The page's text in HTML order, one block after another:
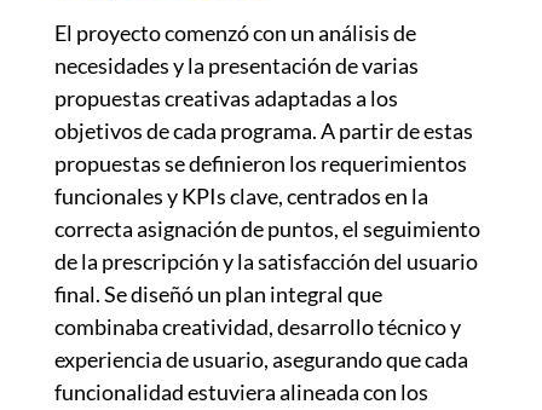
El proyecto comenzó con un análisis de
necesidades y la presentación de varias
propuestas creativas adaptadas a los
objetivos de cada programa. A partir de estas
propuestas se definieron los requerimientos
funcionales y KPIs clave, centrados en la
correcta asignación de puntos, el seguimiento
de la prescripción y la satisfacción del usuario
final. Se diseñó un plan integral que
combinaba creatividad, desarrollo técnico y
experiencia de usuario, asegurando que cada
funcionalidad estuviera alineada con los